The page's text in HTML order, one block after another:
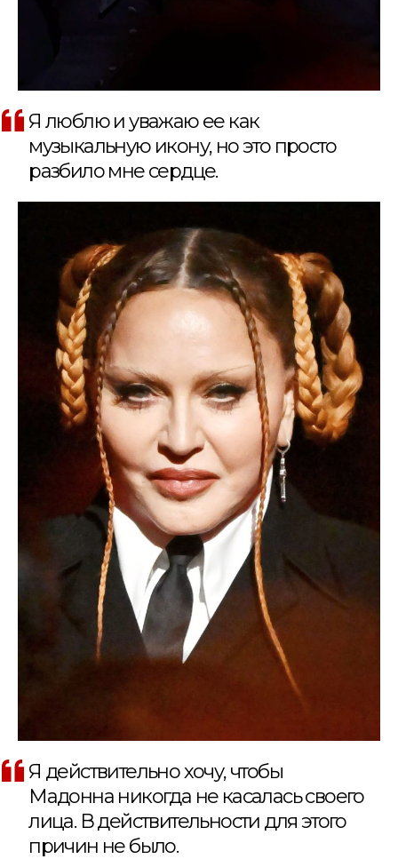
Я люблю и уважаю ее как
музыкальную икону, но это просто
разбило мне сердце.
Я действительно хочу, чтобы
Мадонна никогда не касалась своего
лица. В действительности для этого
причин не было.